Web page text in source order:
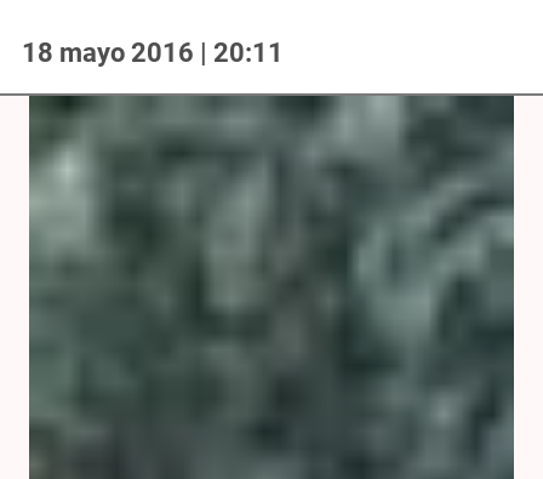
18 mayo 2016 | 20:11